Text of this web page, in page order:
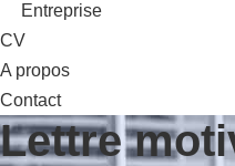
Entreprise
CV
A propos
Contact
Lettre